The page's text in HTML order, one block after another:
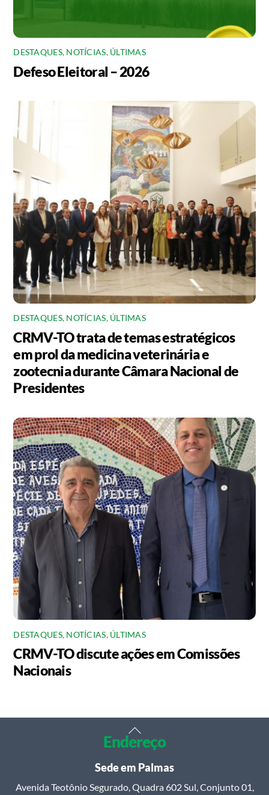
DESTAQUES, NOTÍCIAS, ÚLTIMAS
Defeso Eleitoral – 2026
DESTAQUES, NOTÍCIAS, ÚLTIMAS
CRMV-TO trata de temas estratégicos
em prol da medicina veterinária e
zootecnia durante Câmara Nacional de
Presidentes
DESTAQUES, NOTÍCIAS, ÚLTIMAS
CRMV-TO discute ações em Comissões
Nacionais
Back
To
Top
Endereço
Sede em Palmas
Avenida Teotônio Segurado, Quadra 602 Sul, Conjunto 01,